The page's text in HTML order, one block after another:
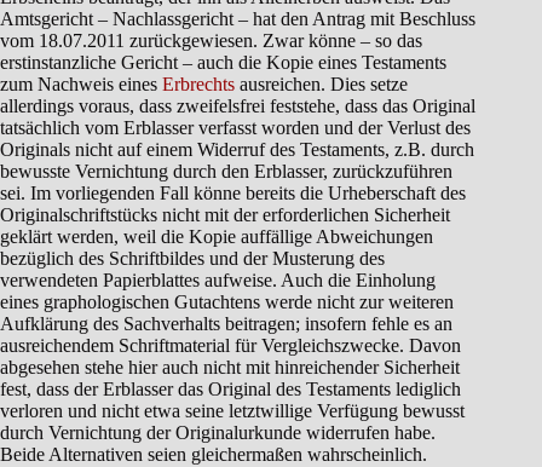
Amtsgericht – Nachlassgericht – hat den Antrag mit Beschluss
vom 18.07.2011 zurückgewiesen. Zwar könne – so das
erstinstanzliche Gericht – auch die Kopie eines Testaments
zum Nachweis eines Erbrechts ausreichen. Dies setze
allerdings voraus, dass zweifelsfrei feststehe, dass das Original
tatsächlich vom Erblasser verfasst worden und der Verlust des
Originals nicht auf einem Widerruf des Testaments, z.B. durch
bewusste Vernichtung durch den Erblasser, zurückzuführen
sei. Im vorliegenden Fall könne bereits die Urheberschaft des
Originalschriftstücks nicht mit der erforderlichen Sicherheit
geklärt werden, weil die Kopie auffällige Abweichungen
bezüglich des Schriftbildes und der Musterung des
verwendeten Papierblattes aufweise. Auch die Einholung
eines graphologischen Gutachtens werde nicht zur weiteren
Aufklärung des Sachverhalts beitragen; insofern fehle es an
ausreichendem Schriftmaterial für Vergleichszwecke. Davon
abgesehen stehe hier auch nicht mit hinreichender Sicherheit
fest, dass der Erblasser das Original des Testaments lediglich
verloren und nicht etwa seine letztwillige Verfügung bewusst
durch Vernichtung der Originalurkunde widerrufen habe.
Beide Alternativen seien gleichermaßen wahrscheinlich.